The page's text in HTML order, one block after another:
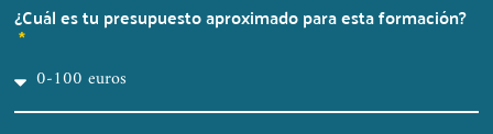
¿Cuál es tu presupuesto aproximado para esta formación?